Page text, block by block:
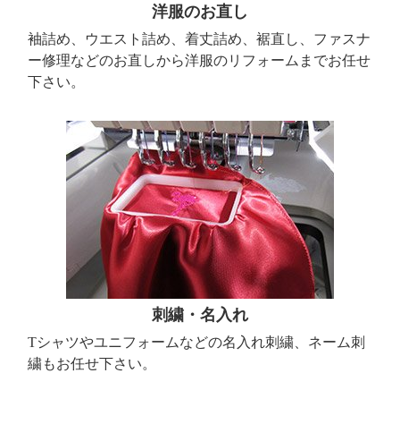
洋服のお直し
袖詰め、ウエスト詰め、着丈詰め、裾直し、ファスナ
ー修理などのお直しから洋服のリフォームまでお任せ
下さい。
刺繍・名入れ
Tシャツやユニフォームなどの名入れ刺繍、ネーム刺
繍もお任せ下さい。